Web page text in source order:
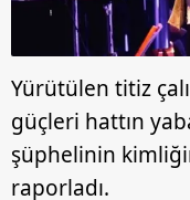
Yürütülen titiz
güçleri hattın
şüphelinin
raporladı.